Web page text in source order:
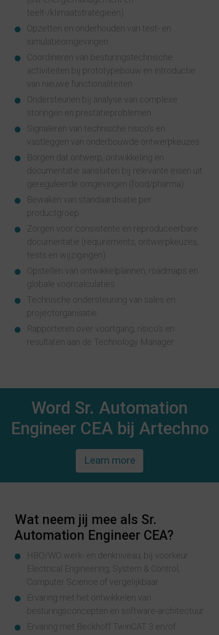
teelt-/klimaatstrategieën)
Opzetten en onderhouden van test- en
simulatieomgevingen
Coördineren van besturingstechnische
activiteiten bij prototypebouw en introductie
van nieuwe functionaliteiten
Ondersteunen bij analyse van complexe
storingen en prestatieproblemen
Signaleren van technische risico’s en
vastleggen van onderbouwde ontwerpkeuzes
Borgen dat ontwerp, ontwikkeling en
documentatie aansluiten bij relevante eisen uit
gereguleerde omgevingen (food/pharma)
Bewaken van standaardisatie per
productgroep
Zorgen voor consistente en reproduceerbare
documentatie (requirements, ontwerpkeuzes,
tests en wijzigingen)
Opstellen van ontwikkelplannen, roadmaps en
globale voorcalculaties
Technische ondersteuning van sales en
projectorganisatie
Rapporteren over voortgang, risico’s en
resultaten aan de Technology Manager
Word Sr. Automation
Engineer CEA bij Artechno
Learn more
Wat neem jij mee als Sr.
Automation Engineer CEA?
HBO/WO werk- en denkniveau, bij voorkeur
Electrical Engineering, System & Control,
Computer Science of vergelijkbaar
Ervaring met het ontwikkelen van
besturingsconcepten en software-architectuur
Ervaring met Beckhoff TwinCAT 3 en/of